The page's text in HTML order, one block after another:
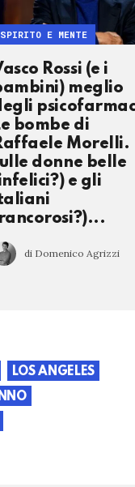
Rossi (e i
meglio
bombe di
Morelli.
donne belle
e gli
di Domenico Agrizzi
SPIRITO E MENTE
LOS ANGELES